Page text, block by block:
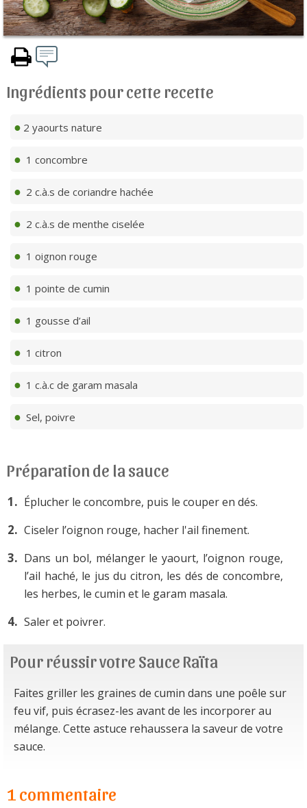
Ingrédients pour cette recette
2 yaourts nature
1 concombre
2 c.à.s de coriandre hachée
2 c.à.s de menthe ciselée
1 oignon rouge
1 pointe de cumin
1 gousse d’ail
1 citron
1 c.à.c de garam masala
Sel, poivre
Préparation de la sauce
Éplucher le concombre, puis le couper en dés.
Ciseler l’oignon rouge, hacher l'ail finement.
Dans un bol, mélanger le yaourt, l’oignon rouge,
l’ail haché, le jus du citron, les dés de concombre,
les herbes, le cumin et le garam masala.
Saler et poivrer.
Pour réussir votre Sauce Raïta
Faites griller les graines de cumin dans une poêle sur
feu vif, puis écrasez-les avant de les incorporer au
mélange. Cette astuce rehaussera la saveur de votre
sauce.
1 commentaire